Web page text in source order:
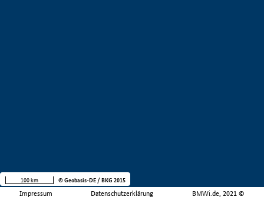
Impressum Datenschutzerklärung BMWi.de, 2021 ©
100 km © Geobasis-DE / BKG 2015